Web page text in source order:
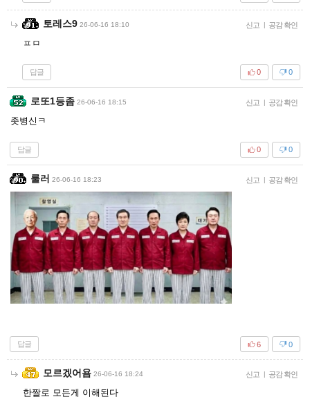
토레스9 26-06-16 18:10 신고 | 공감 확인
ㅍㅁ
답글 0
0
로또1등좀 26-06-16 18:15 신고 | 공감 확인
좃병신ㅋ
답글 0
0
룰러 26-06-16 18:23 신고 | 공감 확인
답글 0
6
모르겠어욤 26-06-16 18:24 신고 공감 확인
한짤로 모든게 이해된다